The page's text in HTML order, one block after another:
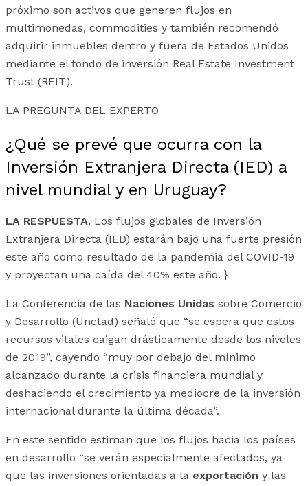
próximo son activos que generen flujos en
multimonedas, commodities y también recomendó
adquirir inmuebles dentro y fuera de Estados Unidos
mediante el fondo de inversión Real Estate Investment
Trust (REIT).
LA PREGUNTA DEL EXPERTO
¿Qué se prevé que ocurra con la
Inversión Extranjera Directa (IED) a
nivel mundial y en Uruguay?
LA RESPUESTA. Los flujos globales de Inversión
Extranjera Directa (IED) estarán bajo una fuerte presión
este año como resultado de la pandemia del COVID-19
y proyectan una caída del 40% este año. }
La Conferencia de las Naciones Unidas sobre Comercio
y Desarrollo (Unctad) señaló que “se espera que estos
recursos vitales caigan drásticamente desde los niveles
de 2019”, cayendo “muy por debajo del mínimo
alcanzado durante la crisis financiera mundial y
deshaciendo el crecimiento ya mediocre de la inversión
internacional durante la última década”.
En este sentido estiman que los flujos hacia los países
en desarrollo “se verán especialmente afectados, ya
que las inversiones orientadas a la exportación y las